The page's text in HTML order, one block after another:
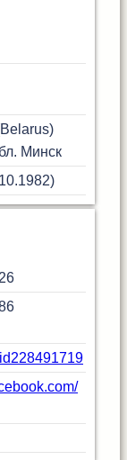
Минск